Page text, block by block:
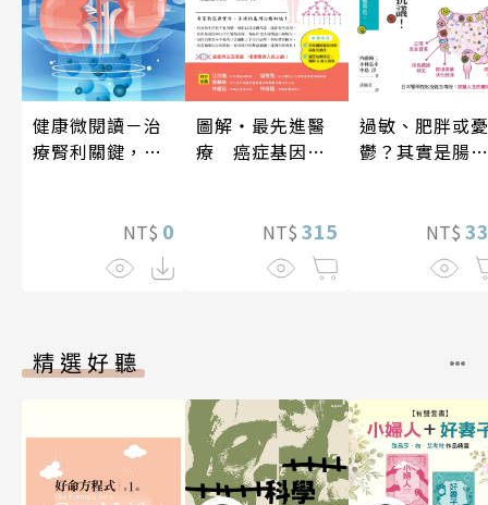
健康微閱讀－治
療腎利關鍵，血
NT$ 0
圖解‧最先進醫
療 癌症基因療
NT$ 315
過敏、肥胖或憂
鬱？其實是腸道
NT$
精選好聽